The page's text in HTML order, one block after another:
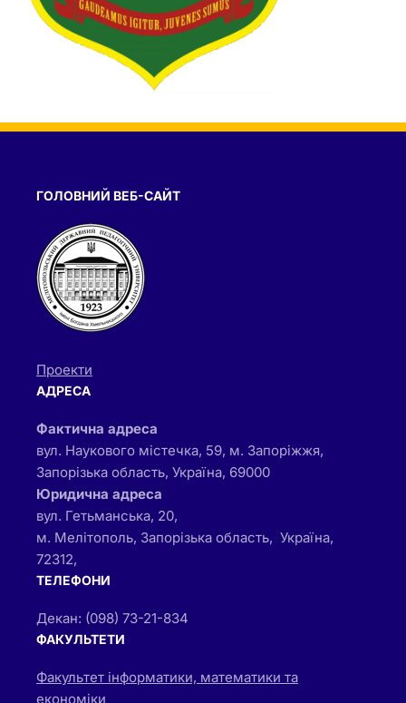
ГОЛОВНИЙ ВЕБ-САЙТ
Проекти
АДРЕСА
Фактична адреса
вул. Наукового містечка, 59, м. Запоріжжя,
Запорізька область, Україна, 69000
Юридична адреса
вул. Гетьманська, 20,
м. Мелітополь, Запорізька область, Україна,
72312,
ТЕЛЕФОНИ
Декан: (098) 73-21-834
ФАКУЛЬТЕТИ
Факультет інформатики, математики та
економіки